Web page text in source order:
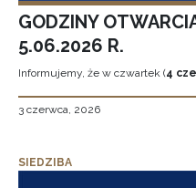
GODZINY
5.06.2026 R.
Informujemy, że w czwartek (4
3 czerwca, 2026
SIEDZIBA